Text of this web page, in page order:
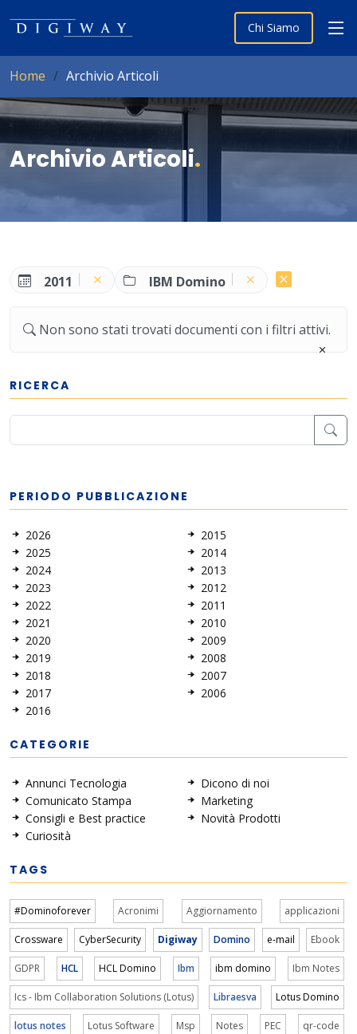
Chi Siamo
Home Archivio Articoli
Archivio Articoli.
2011 IBM Domino
Non sono stati trovati documenti con i filtri attivi.
RICERCA
PERIODO PUBBLICAZIONE
2026
2025
2024
2023
2022
2021
2020
2019
2018
2017
2016
2015
2014
2013
2012
2011
2010
2009
2008
2007
2006
CATEGORIE
Annunci Tecnologia
Comunicato Stampa
Consigli e Best practice
Curiosità
Dicono di noi
Marketing
Novità Prodotti
TAGS
#Dominoforever Acronimi Aggiornamento applicazioni
Crossware CyberSecurity Digiway Domino e-mail Ebook
GDPR HCL HCL Domino Ibm ibm domino Ibm Notes
Ics - Ibm Collaboration Solutions (Lotus) Libraesva Lotus Domino
lotus notes Lotus Software Msp Notes PEC qr-code